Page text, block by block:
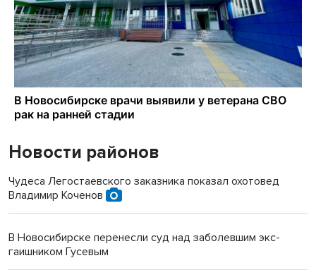
Новости районов
Чудеса Легостаевского заказника показал охотовед
Владимир Коченов
В Новосибирске перенесли суд над заболевшим экс-
гаишником Гусевым